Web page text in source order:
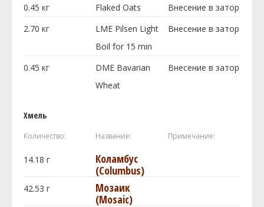
0.45 кг Flaked Oats
Внесение в затор
2.70 кг
LME Pilsen Light
Boil for 15 min
Внесение в затор
0.45 кг
DME Bavarian
Wheat
Внесение в затор
Хмель
Количество: Название: Примечание:
14.18 г
Коламбус
(Columbus)
42.53 г
Мозаик
(Mosaic)